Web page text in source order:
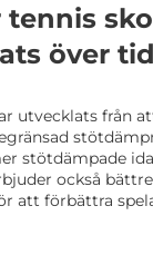
tennis
över
utvecklats från
stötdämpade
också
att förbättra